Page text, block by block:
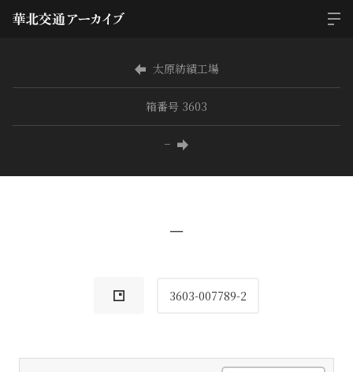
太原紡績工場
箱番号 3603
−
−
3603-007789-2